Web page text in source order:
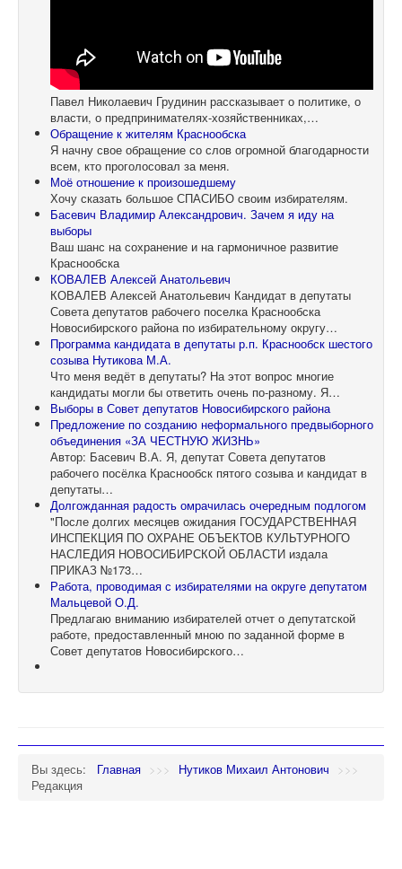
Павел Николаевич Грудинин рассказывает о политике, о
власти, о предпринимателях-хозяйственниках,…
Обращение к жителям Краснообска
Я начну свое обращение со слов огромной благодарности
всем, кто проголосовал за меня.
Моё отношение к произошедшему
Хочу сказать большое СПАСИБО своим избирателям.
Басевич Владимир Александрович. Зачем я иду на
выборы
Ваш шанс на сохранение и на гармоничное развитие
Краснообска
КОВАЛЕВ Алексей Анатольевич
КОВАЛЕВ Алексей Анатольевич Кандидат в депутаты
Совета депутатов рабочего поселка Краснообска
Новосибирского района по избирательному округу…
Программа кандидата в депутаты р.п. Краснообск шестого
созыва Нутикова М.А.
Что меня ведёт в депутаты? На этот вопрос многие
кандидаты могли бы ответить очень по-разному. Я…
Выборы в Совет депутатов Новосибирского района
Предложение по созданию неформального предвыборного
объединения «ЗА ЧЕСТНУЮ ЖИЗНЬ»
Автор: Басевич В.А. Я, депутат Совета депутатов
рабочего посёлка Краснообск пятого созыва и кандидат в
депутаты…
Долгожданная радость омрачилась очередным подлогом
"После долгих месяцев ожидания ГОСУДАРСТВЕННАЯ
ИНСПЕКЦИЯ ПО ОХРАНЕ ОБЪЕКТОВ КУЛЬТУРНОГО
НАСЛЕДИЯ НОВОСИБИРСКОЙ ОБЛАСТИ издала
ПРИКАЗ №173…
Работа, проводимая с избирателями на округе депутатом
Мальцевой О.Д.
Предлагаю вниманию избирателей отчет о депутатской
работе, предоставленный мною по заданной форме в
Совет депутатов Новосибирского…
Вы здесь: Главная >>> Нутиков Михаил Антонович
>>>
Редакция